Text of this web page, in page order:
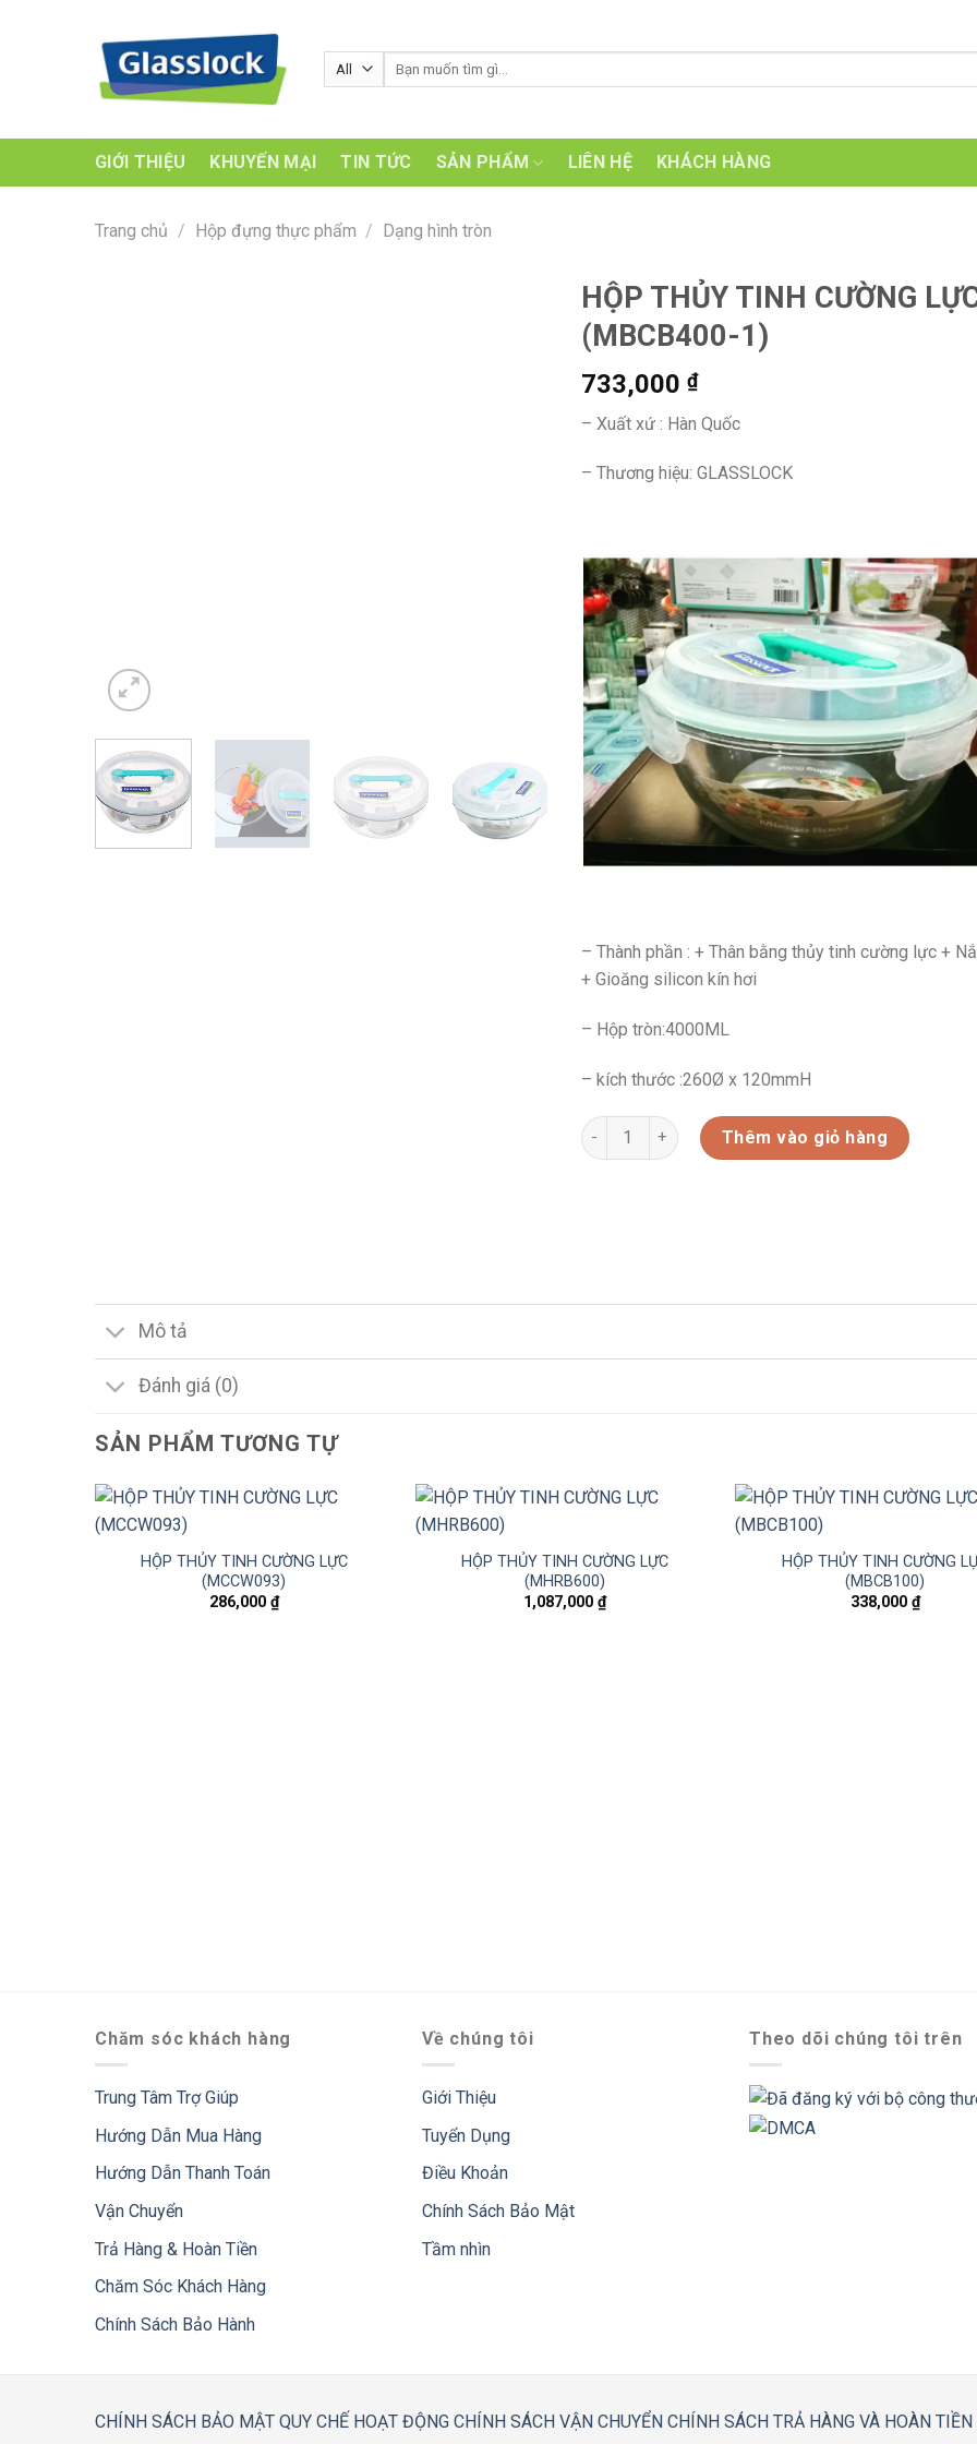
kiếm:
GIỚI THIỆU KHUYẾN MẠI TIN TỨC SẢN PHẨM LIÊN HỆ KHÁCH HÀNG
Trang chủ / Hộp đựng thực phẩm / Dạng hình tròn
HỘP THỦY TINH CƯỜNG
(MBCB400-1)
733,000 ₫
– Xuất xứ : Hàn Quốc
– Thương hiệu: GLASSLOCK
– Thành phần : + Thân bằng thủy tinh cường lực +
+ Gioăng silicon kín hơi
– Hộp tròn:4000ML
– kích thước :260Ø x 120mmH
HỘP THỦY TINH CƯỜNG LỰC (MBCB400-1) số lượng
Thêm vào giỏ hàng
Mô tả
Đánh giá (0)
SẢN PHẨM TƯƠNG TỰ
HỘP THỦY TINH CƯỜNG LỰC
(MCCW093)
286,000 ₫
HỘP THỦY TINH CƯỜNG LỰC
(MHRB600)
1,087,000 ₫
HỘP THỦY TINH CƯỜNG
(MBCB100)
338,000 ₫
Chăm sóc khách hàng
Trung Tâm Trợ Giúp
Hướng Dẫn Mua Hàng
Hướng Dẫn Thanh Toán
Vận Chuyển
Trả Hàng & Hoàn Tiền
Chăm Sóc Khách Hàng
Chính Sách Bảo Hành
Về chúng tôi
Giới Thiệu
Tuyển Dụng
Điều Khoản
Chính Sách Bảo Mật
Tầm nhìn
Theo dõi chúng tôi trên
CHÍNH SÁCH BẢO MẬT QUY CHẾ HOẠT ĐỘNG CHÍNH SÁCH VẬN CHUYỂN CHÍNH SÁCH TRẢ HÀNG VÀ HOÀN TIỀN